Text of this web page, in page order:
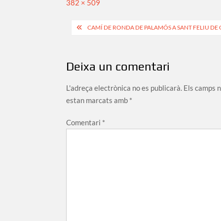
382 × 509
Navegació
CAMÍ DE RONDA DE PALAMÓS A SANT FELIU DE
Deixa un comentari
L'adreça electrònica no es publicarà. Els camps
estan marcats amb *
Comentari *